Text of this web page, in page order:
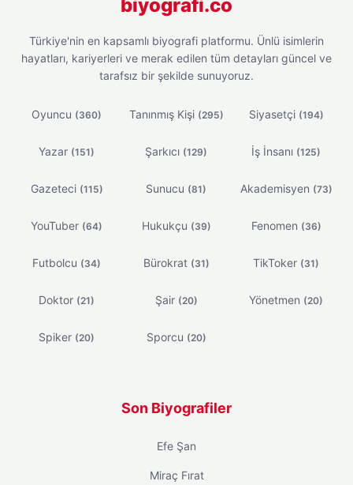
biyografi.co
Türkiye'nin en kapsamlı biyografi platformu. Ünlü isimlerin
hayatları, kariyerleri ve merak edilen tüm detayları güncel ve
tarafsız bir şekilde sunuyoruz.
Oyuncu (360) Tanınmış Kişi (295) Siyasetçi (194)
Yazar (151) Şarkıcı (129) İş İnsanı (125)
Gazeteci (115) Sunucu (81) Akademisyen (73)
YouTuber (64) Hukukçu (39) Fenomen (36)
Futbolcu (34) Bürokrat (31) TikToker (31)
Doktor (21) Şair (20) Yönetmen (20)
Spiker (20) Sporcu (20)
Son Biyografiler
Efe Şan
Miraç Fırat